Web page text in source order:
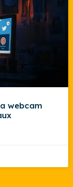
webcam